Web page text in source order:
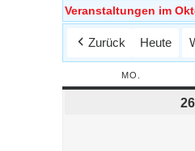
Veranstaltungen im
Zurück Heute
MO.
26